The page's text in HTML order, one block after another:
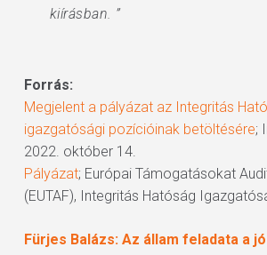
kiírásban. ”
Forrás:
Megjelent a pályázat az Integritás
igazgatósági pozícióinak betöltésére;
2022. október 14.
Pályázat; Európai Támogatásokat
(EUTAF), Integritás Hatóság
Fürjes Balázs: Az állam feladata a jó